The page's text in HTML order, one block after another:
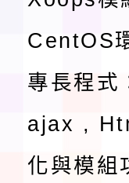
CentOS
專長程
ajax ,
化與模組